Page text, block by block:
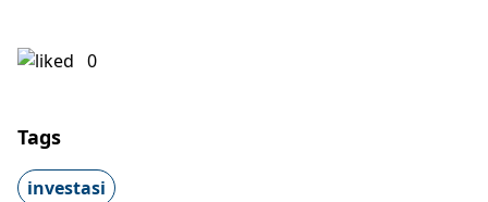
0
Tags
investasi